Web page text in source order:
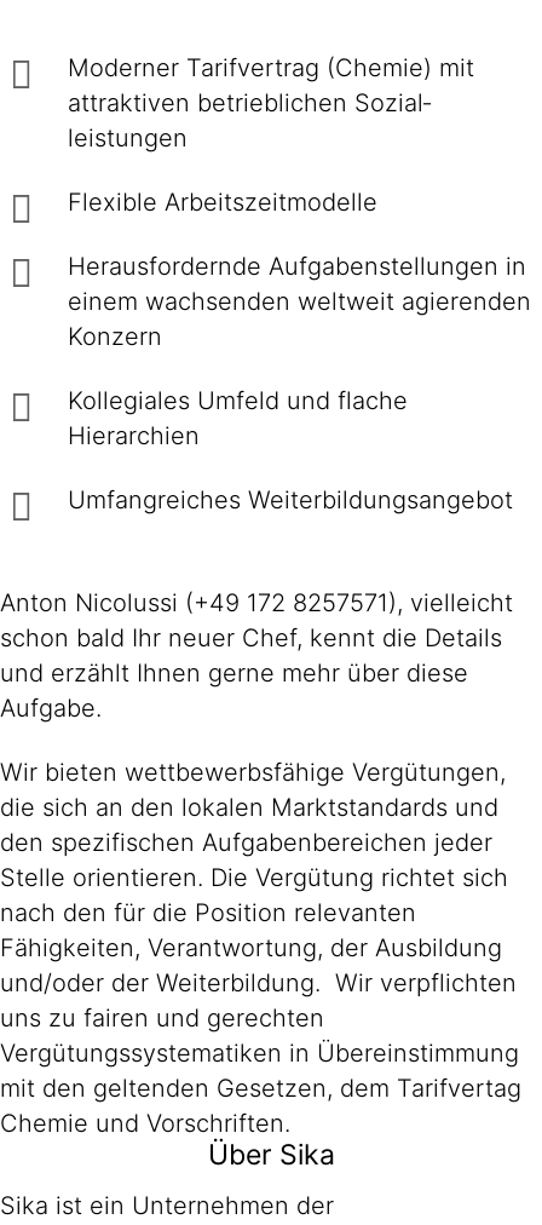
Moderner Tarif­vertrag (Chemie) mit
attraktiven betrieb­lichen Sozial­
leistungen
Flexible Arbeitszeitmodelle
Herausfordernde Aufgaben­stellungen in
einem wachsenden welt­weit agierenden
Konzern
Kollegiales Um­feld und flache
Hierarchien
Umfangreiches Weiter­bildungs­an­gebot
Anton Nicolussi (+49 172 8257571), vielleicht
schon bald Ihr neuer Chef, kennt die Details
und erzählt Ihnen gerne mehr über diese
Aufgabe.
Wir bieten wettbewerbsfähige Vergütungen,
die sich an den lokalen Marktstandards und
den spezifischen Aufgabenbereichen jeder
Stelle orientieren. Die Vergütung richtet sich
nach den für die Position relevanten
Fähigkeiten, Verantwortung, der Ausbildung
und/oder der Weiterbildung. Wir verpflichten
uns zu fairen und gerechten
Vergütungssystematiken in Übereinstimmung
mit den geltenden Gesetzen, dem Tarifvertag
Chemie und Vorschriften.
Über Sika
Sika ist ein Unternehmen der